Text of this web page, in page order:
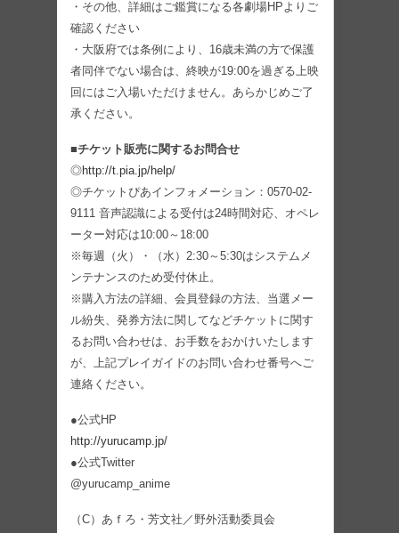
・その他、詳細はご鑑賞になる各劇場HPよりご
確認ください
・大阪府では条例により、16歳未満の方で保護
者同伴でない場合は、終映が19:00を過ぎる上映
回にはご入場いただけません。あらかじめご了
承ください。
■チケット販売に関するお問合せ
◎http://t.pia.jp/help/
◎チケットぴあインフォメーション：0570-02-
9111 音声認識による受付は24時間対応、オペレ
ーター対応は10:00～18:00
※毎週（火）・（水）2:30～5:30はシステムメ
ンテナンスのため受付休止。
※購入方法の詳細、会員登録の方法、当選メー
ル紛失、発券方法に関してなどチケットに関す
るお問い合わせは、お手数をおかけいたします
が、上記プレイガイドのお問い合わせ番号へご
連絡ください。
●公式HP
http://yurucamp.jp/
●公式Twitter
@yurucamp_anime
（C）あｆろ・芳文社／野外活動委員会